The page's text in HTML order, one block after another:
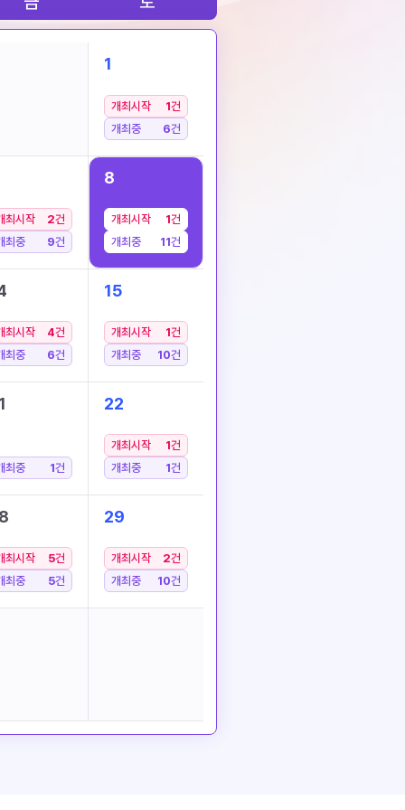
1
개최시작 1건
개최중
6건
최시작 2건
최중
9건
8
개최시작 1건
개최중
11건
최시작 4건
최중
6건
15
개최시작 1건
개최중
10건
최중 1건
22
개최시작 1건
개최중
1건
최시작 5건
최중
5건
29
개최시작 2건
개최중
10건